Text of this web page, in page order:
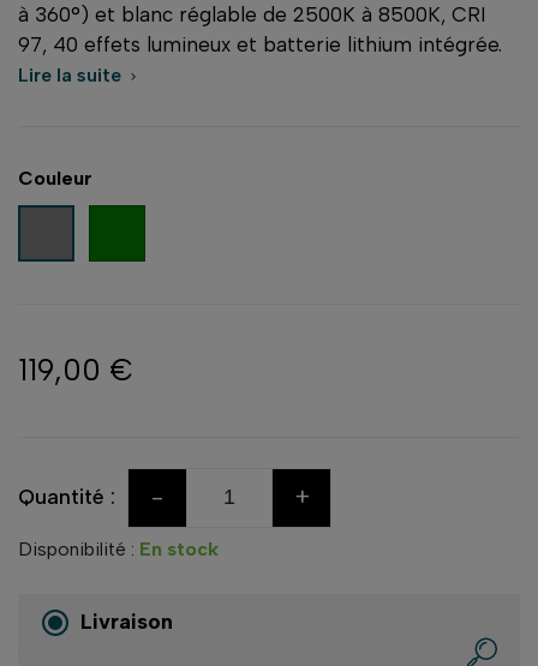
à 360°) et blanc réglable de 2500K à 8500K, CRI
97, 40 effets lumineux et batterie lithium intégrée.
Lire la suite 
Couleur
119,00 €
Quantité : - +
Disponibilité : En stock
Livraison